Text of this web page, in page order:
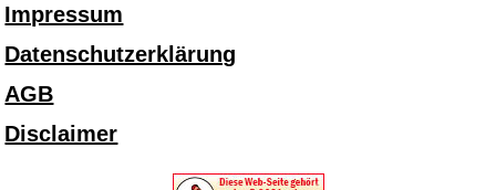
Impressum
Datenschutzerklärung
AGB
Disclaimer